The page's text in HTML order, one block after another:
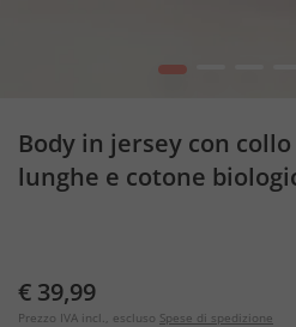
1
Body in jersey con
lunghe e cotone
€ 39,99
Prezzo IVA incl., escluso Spese di spedizione